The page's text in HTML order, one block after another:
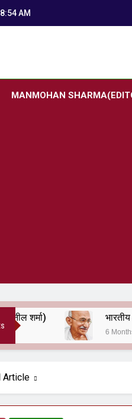
AM
MANMOHAN
6 Months Ago
Article